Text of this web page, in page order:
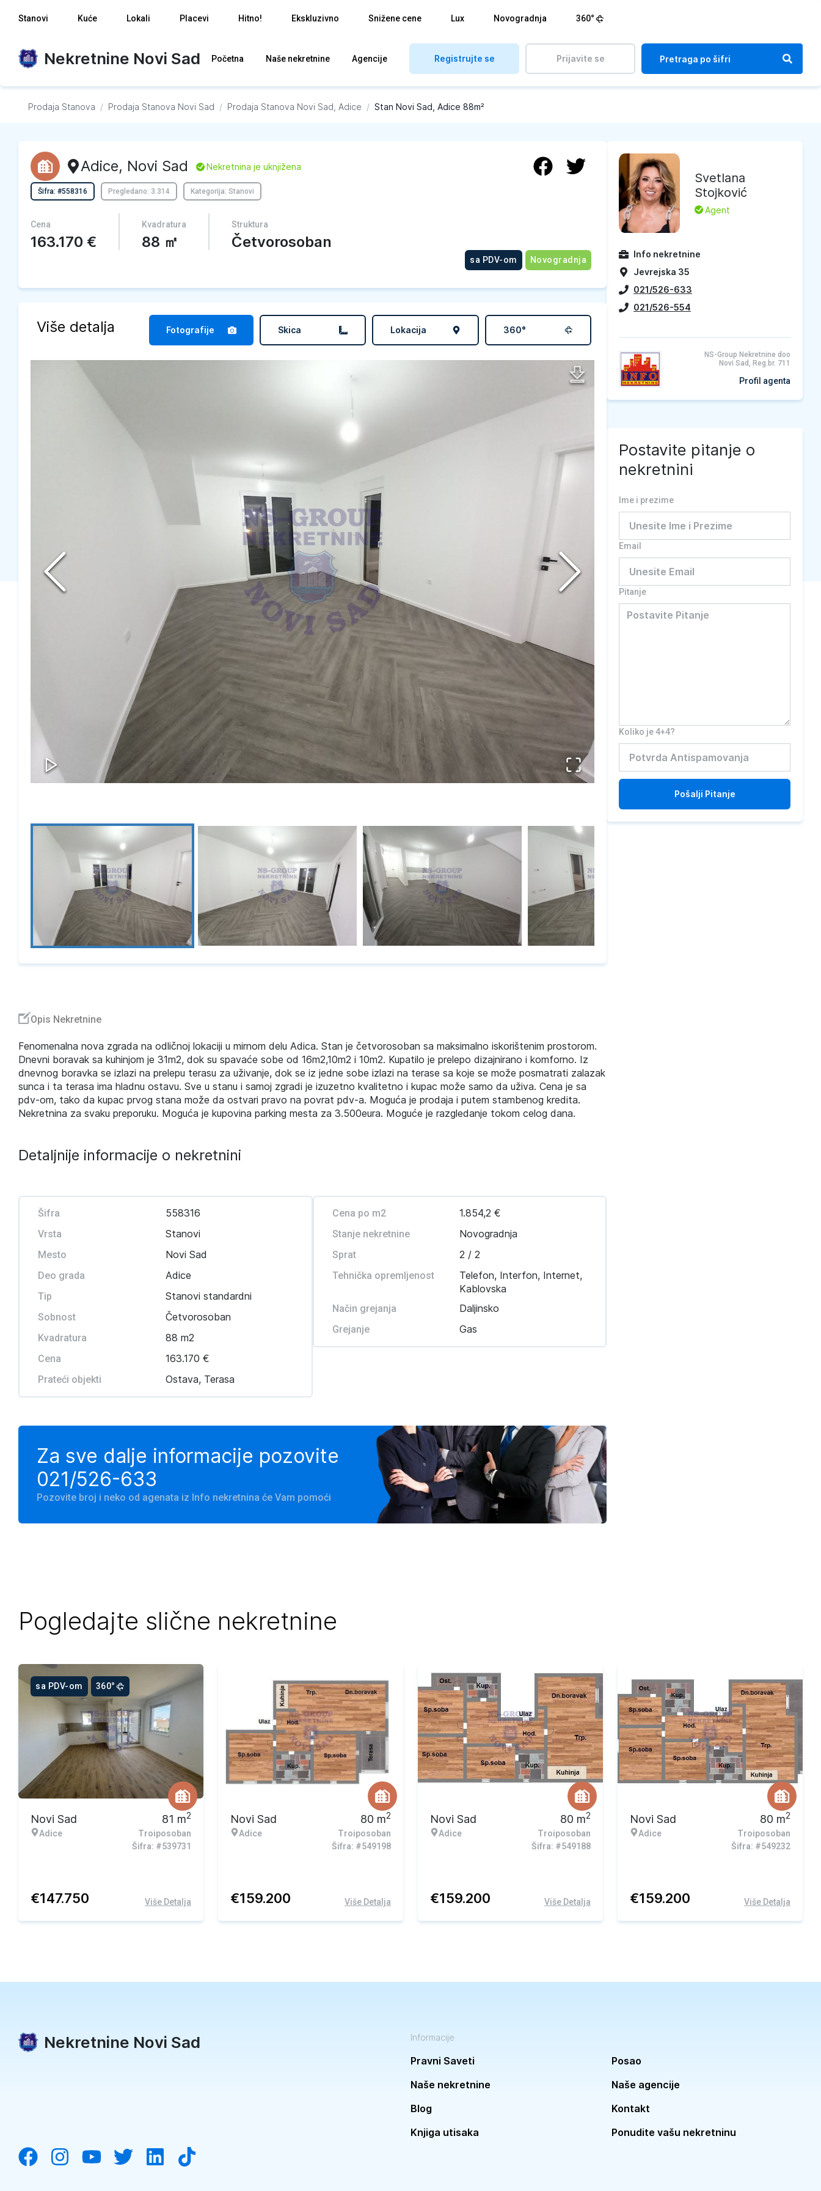
Stanovi Kuće Lokali Placevi Hitno! Ekskluzivno Snižene cene Lux Novogradnja 360°
Nekretnine Novi Sad Početna Naše nekretnine Agencije Registrujte se Prijavite se
Prodaja Stanova / Prodaja Stanova Novi Sad / Prodaja Stanova Novi Sad, Adice / Stan Novi Sad, Adice 88m²
Adice, Novi Sad L Nekretnina je uknjižena
Šifra: #558316 Pregledano: 3.314 Kategorija: Stanovi
Cena
163.170 €
Kvadratura
88 ㎡
Struktura
Četvorosoban
Novogradnja
sa PDV-om
Više detalja Fotografije Skica Lokacija 360°
Opis Nekretnine
Fenomenalna nova zgrada na odličnoj lokaciji u mirnom delu Adica. Stan je četvorosoban sa maksimalno iskorištenim prostorom.
Dnevni boravak sa kuhinjom je 31m2, dok su spavaće sobe od 16m2,10m2 i 10m2. Kupatilo je prelepo dizajnirano i komforno. Iz
dnevnog boravka se izlazi na prelepu terasu za uživanje, dok se iz jedne sobe izlazi na terase sa koje se može posmatrati zalazak
sunca i ta terasa ima hladnu ostavu. Sve u stanu i samoj zgradi je izuzetno kvalitetno i kupac može samo da uživa. Cena je sa
pdv-om, tako da kupac prvog stana može da ostvari pravo na povrat pdv-a. Moguća je prodaja i putem stambenog kredita.
Nekretnina za svaku preporuku. Moguća je kupovina parking mesta za 3.500eura. Moguće je razgledanje tokom celog dana.
Detaljnije informacije o nekretnini
Šifra 558316
Vrsta Stanovi
Mesto Novi Sad
Deo grada Adice
Tip Stanovi standardni
Sobnost Četvorosoban
Kvadratura 88 m2
Cena 163.170 €
Prateći objekti Ostava, Terasa
Cena po m2 1.854,2 €
Stanje nekretnine Novogradnja
Sprat 2 / 2
Tehnička opremljenost
Telefon, Interfon, Internet,
Kablovska
Način grejanja Daljinsko
Grejanje Gas
Za sve dalje informacije pozovite
021/526-633
Pozovite broj i neko od agenata iz Info nekretnina će Vam pomoći
Svetlana
Stojković
L Agent
Info nekretnine
Jevrejska 35
021/526-633
021/526-554
NS-Group Nekretnine doo
Novi Sad, Reg.br. 711
Profil agenta
Postavite pitanje o
nekretnini
Ime i prezime
Email
Pitanje
Koliko je 4+4?
Pošalji Pitanje
Pogledajte slične nekretnine
sa PDV-om 360°
Novi Sad
Adice
81 m2
Troiposoban
Šifra: #539731
€147.750 Više Detalja
Novi Sad
Adice
80 m2
Troiposoban
Šifra: #549198
€159.200 Više Detalja
Novi Sad
Adice
80 m2
Troiposoban
Šifra: #549188
€159.200 Više Detalja
Novi Sad
Adice
80 m2
Troiposoban
Šifra: #549232
€159.200 Više Detalja
Nekretnine Novi Sad Informacije
Pravni Saveti
Posao
Naše nekretnine
Naše agencije
Blog
Kontakt
Knjiga utisaka
Ponudite vašu nekretninu